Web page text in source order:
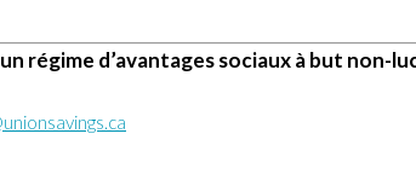
régime d’avantages sociaux à but non-